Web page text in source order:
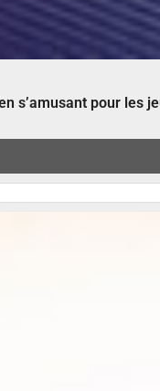
s’amusant pour les